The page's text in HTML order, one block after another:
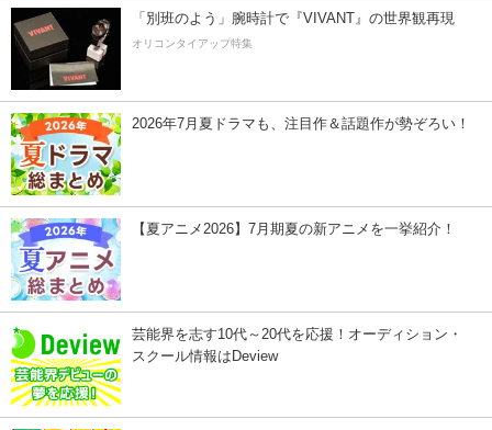
「別班のよう」腕時計で『VIVANT』の世界観再現
オリコンタイアップ特集
2026年7月夏ドラマも、注目作＆話題作が勢ぞろい！
【夏アニメ2026】7月期夏の新アニメを一挙紹介！
芸能界を志す10代～20代を応援！オーディション・
スクール情報はDeview